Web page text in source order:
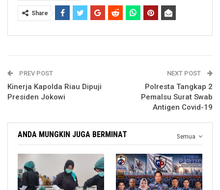
Share
PREV POST
Kinerja Kapolda Riau Dipuji
Presiden Jokowi
NEXT POST
Polresta Tangkap 2
Pemalsu Surat Swab
Antigen Covid-19
Semua
ANDA MUNGKIN JUGA BERMINAT